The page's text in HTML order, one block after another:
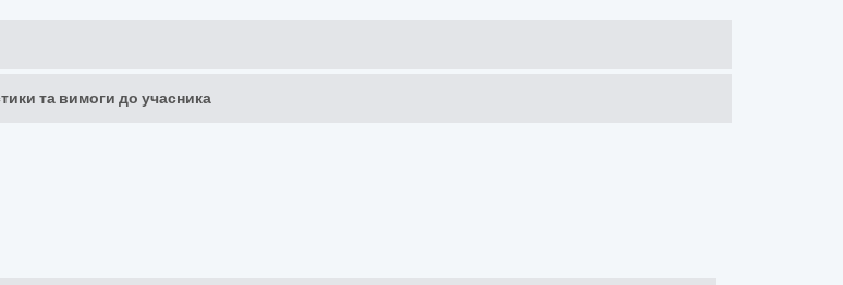
та вимоги до учасника